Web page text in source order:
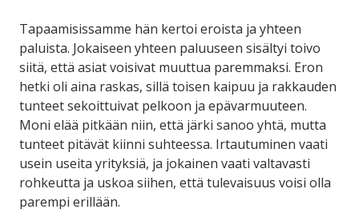
Tapaamisissamme hän kertoi eroista ja yhteen
paluista. Jokaiseen yhteen paluuseen sisältyi toivo
siitä, että asiat voisivat muuttua paremmaksi. Eron
hetki oli aina raskas, sillä toisen kaipuu ja rakkauden
tunteet sekoittuivat pelkoon ja epävarmuuteen.
Moni elää pitkään niin, että järki sanoo yhtä, mutta
tunteet pitävät kiinni suhteessa. Irtautuminen vaati
usein useita yrityksiä, ja jokainen vaati valtavasti
rohkeutta ja uskoa siihen, että tulevaisuus voisi olla
parempi erillään.